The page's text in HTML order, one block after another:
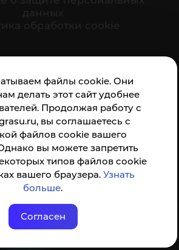
файлы cookie. Они
делать этот сайт удобнее
Продолжая работу с
вы соглашаетесь с
файлов cookie вашего
вы можете запретить
типов файлов cookie
вашего браузера.Узнать
больше.
Согласен
организации:
по QR-коду, а так же по прямой
ссылке
ВО ЮГУ 2001–2026